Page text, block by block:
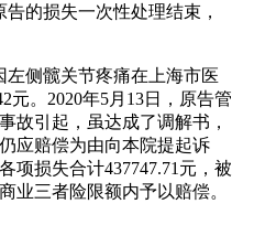
的损失一次性处理结束，
左侧髋关节疼痛在上海市医
元。2020年5月13日，原告管
故引起，虽达成了调解书，
应赔偿为由向本院提起诉
项损失合计437747.71元，被
业三者险限额内予以赔偿。